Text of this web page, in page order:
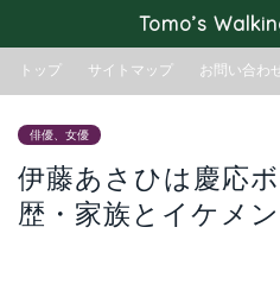
Tomo’s
トップ サイトマップ お問い合わせ
俳優、女優
伊藤あさひは慶応
歴・家族とイケメン